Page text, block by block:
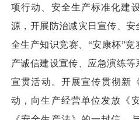
项行动、安全生产标准化建
源，开展防治减灾日宣传、
全生产知识竞赛、“安康杯”
产诚信建设宣传、应急演练
宣贯活动。开展宣传贯彻新
动，向生产经营单位发放《